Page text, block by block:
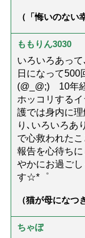
（「悔いのない
り返る母の在宅
幸せな在宅死の
ももりん3030
いろいろあっ
日になって500
(@_@;) 10年
ホッコリする
護では身内に
り､いろいろあ
で心救われた
報告を心待ち
やかにお過ご
す☆*゜
（猫が母にな
ちゃぼ